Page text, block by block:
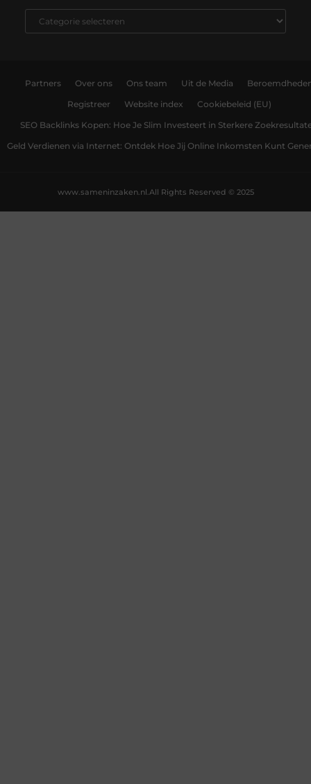
Partners Over ons Ons team Uit de Media
Registreer Website index Cookiebeleid (EU)
SEO Backlinks Kopen: Hoe Je Slim Investeert in Sterkere
Geld Verdienen via Internet: Ontdek Hoe Jij Online Inkomsten Kunt
All Rights Reserved © 2025
www.sameninzaken.nl.